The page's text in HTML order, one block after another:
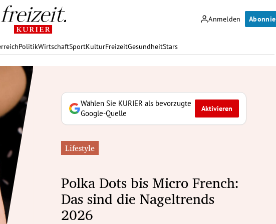
Anmelden
PolitikWirtschaftSportKulturFreizeitGesundheitStars
Wählen Sie KURIER als bevorzugte
Google-Quelle
Aktivieren
Lifestyle
Polka Dots bis Micro French:
Das sind die Nageltrends
2026